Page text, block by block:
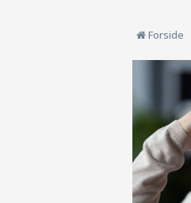
Forside